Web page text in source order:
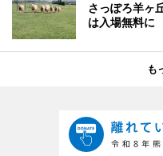
さっぽろ羊ヶ
は入場無料に
も